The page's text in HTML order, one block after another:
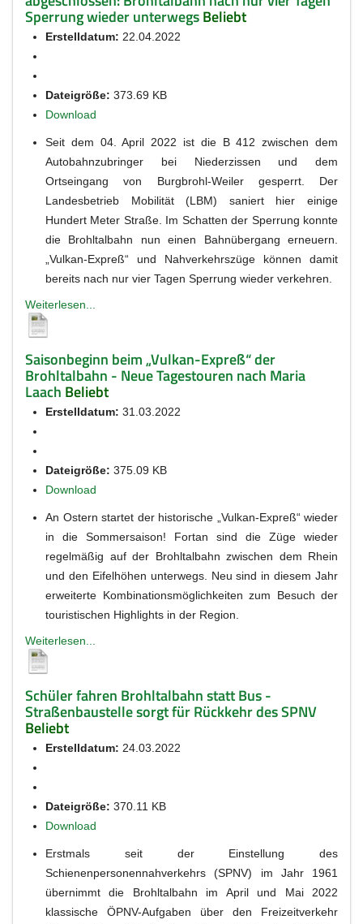
Sperrung wieder unterwegsBeliebt
Erstelldatum: 22.04.2022
Dateigröße: 373.69 KB
Download
Seit dem 04. April 2022 ist die B 412 zwischen dem
Autobahnzubringer bei Niederzissen und dem
Ortseingang von Burgbrohl-Weiler gesperrt. Der
Landesbetrieb Mobilität (LBM) saniert hier einige
Hundert Meter Straße. Im Schatten der Sperrung konnte
die Brohltalbahn nun einen Bahnübergang erneuern.
„Vulkan-Expreß“ und Nahverkehrszüge können damit
bereits nach nur vier Tagen Sperrung wieder verkehren.
Weiterlesen...
Saisonbeginn beim „Vulkan-Expreß“ der
Brohltalbahn - Neue Tagestouren nach Maria
Laach Beliebt
Erstelldatum: 31.03.2022
Dateigröße: 375.09 KB
Download
An Ostern startet der historische „Vulkan-Expreß“ wieder
in die Sommersaison! Fortan sind die Züge wieder
regelmäßig auf der Brohltalbahn zwischen dem Rhein
und den Eifelhöhen unterwegs. Neu sind in diesem Jahr
erweiterte Kombinationsmöglichkeiten zum Besuch der
touristischen Highlights in der Region.
Weiterlesen...
Schüler fahren Brohltalbahn statt Bus -
Straßenbaustelle sorgt für Rückkehr des SPNV
Beliebt
Erstelldatum: 24.03.2022
Dateigröße: 370.11 KB
Download
Erstmals seit der Einstellung des
Schienenpersonennahverkehrs (SPNV) im Jahr 1961
übernimmt die Brohltalbahn im April und Mai 2022
klassische ÖPNV-Aufgaben über den Freizeitverkehr